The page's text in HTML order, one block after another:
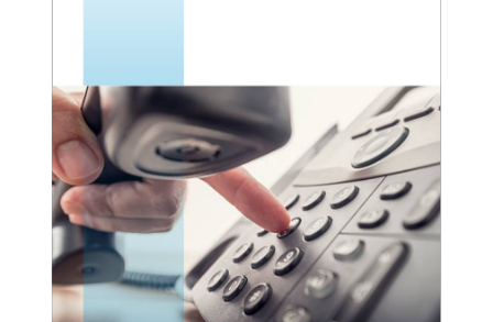
Grandstream Teclado Expansión GXP 2200
Grandstream Teclado Expansión GBX20